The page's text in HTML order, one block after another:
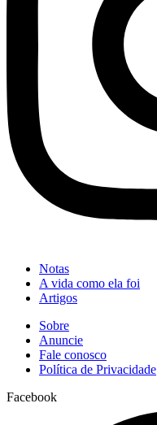
Notas
A vida como ela foi
Artigos
Sobre
Anuncie
Fale conosco
Política de Privacidade
Facebook